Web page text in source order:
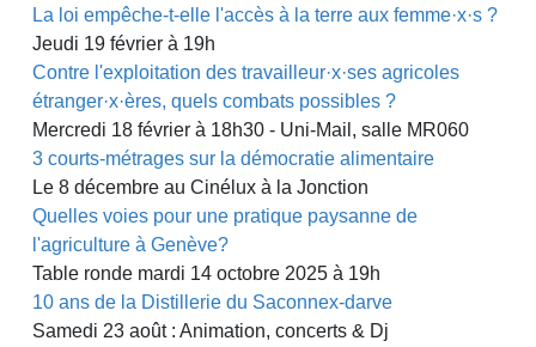
La loi empêche-t-elle l'accès à la terre aux femme·x·s ?
Jeudi 19 février à 19h
Contre l'exploitation des travailleur·x·ses agricoles
étranger·x·ères, quels combats possibles ?
Mercredi 18 février à 18h30 - Uni-Mail, salle MR060
3 courts-métrages sur la démocratie alimentaire
Le 8 décembre au Cinélux à la Jonction
Quelles voies pour une pratique paysanne de
l'agriculture à Genève?
Table ronde mardi 14 octobre 2025 à 19h
10 ans de la Distillerie du Saconnex-darve
Samedi 23 août : Animation, concerts & Dj